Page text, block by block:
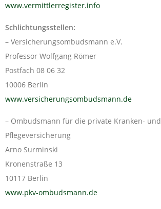
www.vermittlerregister.info
Schlichtungsstellen:
– Versicherungsombudsmann e.V.
Professor Wolfgang Römer
Postfach 08 06 32
10006 Berlin
www.versicherungsombudsmann.de
– Ombudsmann für die private Kranken- und
Pflegeversicherung
Arno Surminski
Kronenstraße 13
10117 Berlin
www.pkv-ombudsmann.de